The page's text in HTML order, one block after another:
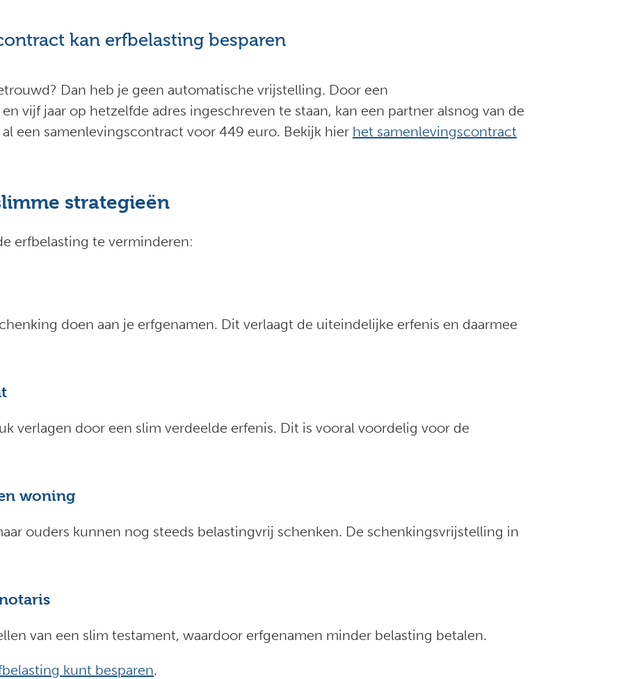
kan erfbelasting besparen
Dan heb je geen automatische vrijstelling. Door een
vijf jaar op hetzelfde adres ingeschreven te staan, kan een partner alsnog van de
een samenlevingscontract voor 449 euro. Bekijk hier het samenlevingscontract
strategieën
erfbelasting te verminderen:
doen aan je erfgenamen. Dit verlaagt de uiteindelijke erfenis en daarmee
verlagen door een slim verdeelde erfenis. Dit is vooral voordelig voor de
woning
ouders kunnen nog steeds belastingvrij schenken. De schenkingsvrijstelling in
van een slim testament, waardoor erfgenamen minder belasting betalen.
kunt besparen.